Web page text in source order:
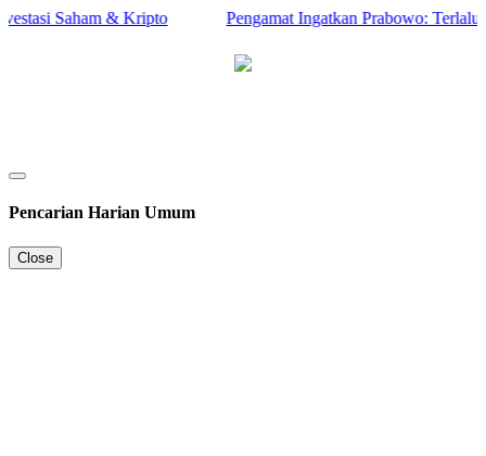
Saham & Kripto Pengamat Ingatkan Prabowo: Terlalu
Pencarian Harian Umum
Close